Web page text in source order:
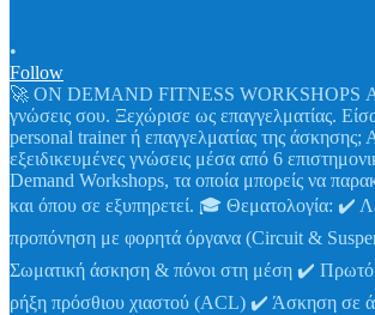
•
Follow
🚀 ON DEMAND FITNESS WORKSHOPS
γνώσεις σου. Ξεχώρισε ως επαγγελματίας.
personal trainer ή επαγγελματίας της άσκησης;
εξειδικευμένες γνώσεις μέσα από 6
Demand Workshops, τα οποία μπορείς να
και όπου σε εξυπηρετεί. 🎓 Θεματολογία: ✔️
προπόνηση με φορητά όργανα (Circuit &
Σωματική άσκηση & πόνοι στη μέση ✔️
ρήξη πρόσθιου χιαστού (ACL) ✔️ Άσκηση σε